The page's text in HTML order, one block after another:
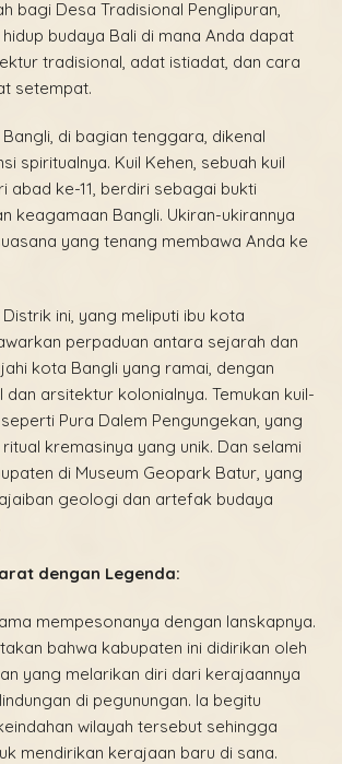
bagi Desa Tradisional Penglipuran,
budaya Bali di mana Anda dapat
tradisional, adat istiadat, dan cara
setempat.
di bagian tenggara, dikenal
spiritualnya. Kuil Kehen, sebuah kuil
abad ke-11, berdiri sebagai bukti
keagamaan Bangli. Ukiran-ukirannya
yang tenang membawa Anda ke
Distrik ini, yang meliputi ibu kota
perpaduan antara sejarah dan
kota Bangli yang ramai, dengan
arsitektur kolonialnya. Temukan kuil-
Pura Dalem Pengungekan, yang
kremasinya yang unik. Dan selami
di Museum Geopark Batur, yang
geologi dan artefak budaya
dengan Legenda:
mempesonanya dengan lanskapnya.
bahwa kabupaten ini didirikan oleh
yang melarikan diri dari kerajaannya
di pegunungan. Ia begitu
wilayah tersebut sehingga
mendirikan kerajaan baru di sana.